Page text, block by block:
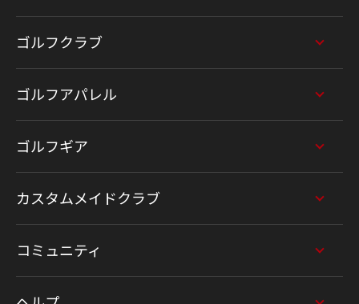
ゴルフクラブ
ゴルフアパレル
ゴルフギア
カスタムメイドクラブ
コミュニティ